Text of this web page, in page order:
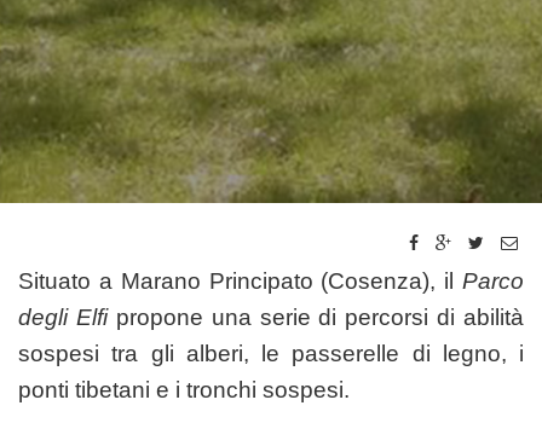
Situato a Marano Principato (Cosenza), il Parco
degli Elfipropone una serie di percorsi di abilità
sospesi tra gli alberi, le passerelle di legno, i
ponti tibetani e i tronchi sospesi.